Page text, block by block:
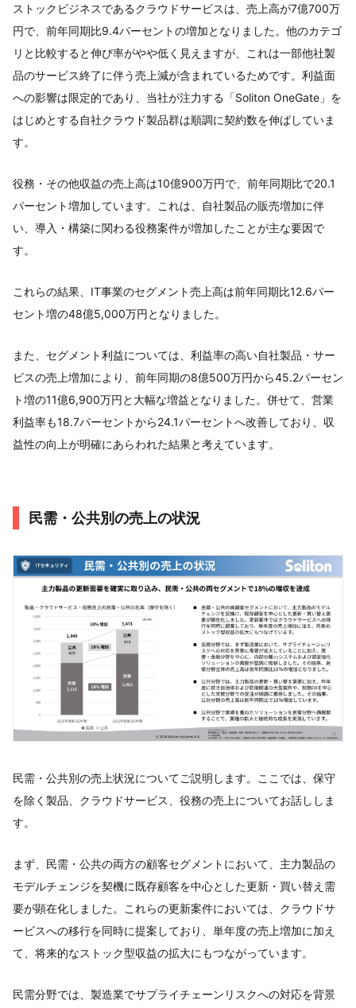
ストックビジネスであるクラウドサービスは、売上高が7億700万
円で、前年同期比9.4パーセントの増加となりました。他のカテゴ
リと比較すると伸び率がやや低く見えますが、これは一部他社製
品のサービス終了に伴う売上減が含まれているためです。利益面
への影響は限定的であり、当社が注力する「Soliton OneGate」を
はじめとする自社クラウド製品群は順調に契約数を伸ばしていま
す。
役務・その他収益の売上高は10億900万円で、前年同期比で20.1
パーセント増加しています。これは、自社製品の販売増加に伴
い、導入・構築に関わる役務案件が増加したことが主な要因で
す。
これらの結果、IT事業のセグメント売上高は前年同期比12.6パー
セント増の48億5,000万円となりました。
また、セグメント利益については、利益率の高い自社製品・サー
ビスの売上増加により、前年同期の8億500万円から45.2パーセン
ト増の11億6,900万円と大幅な増益となりました。併せて、営業
利益率も18.7パーセントから24.1パーセントへ改善しており、収
益性の向上が明確にあらわれた結果と考えています。
民需・公共別の売上の状況
民需・公共別の売上状況についてご説明します。ここでは、保守
を除く製品、クラウドサービス、役務の売上についてお話ししま
す。
まず、民需・公共の両方の顧客セグメントにおいて、主力製品の
モデルチェンジを契機に既存顧客を中心とした更新・買い替え需
要が顕在化しました。これらの更新案件においては、クラウドサ
ービスへの移行を同時に提案しており、単年度の売上増加に加え
て、将来的なストック型収益の拡大にもつながっています。
民需分野では、製造業でサプライチェーンリスクへの対応を背景